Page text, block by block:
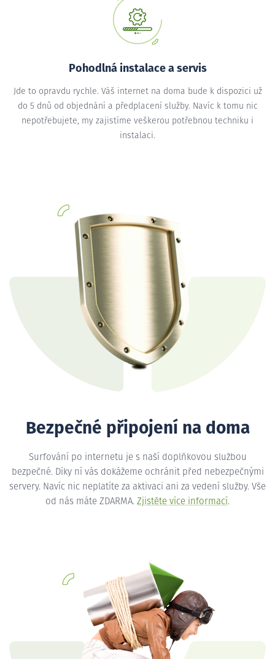
Pohodlná instalace a servis
Jde to opravdu rychle. Váš internet na doma bude k dispozici už
do 5 dnů od objednání a předplacení služby. Navíc k tomu nic
nepotřebujete, my zajistíme veškerou potřebnou techniku i
instalaci.
Bezpečné připojení na doma
Surfování po internetu je s naší doplňkovou službou
bezpečné. Díky ní vás dokážeme ochránit před nebezpečnými
servery. Navíc nic neplatíte za aktivaci ani za vedení služby. Vše
od nás máte ZDARMA. Zjistěte více informací.